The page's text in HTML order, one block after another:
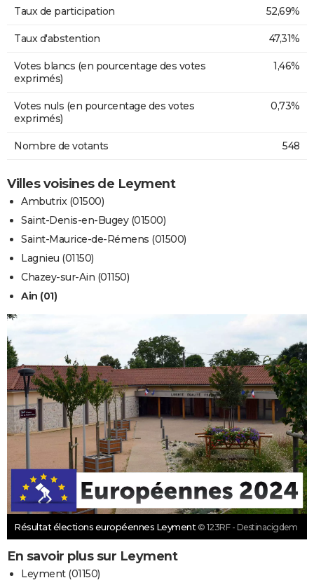
Taux de participation 52,69%
Taux d'abstention 47,31%
Votes blancs (en pourcentage des votes
exprimés)
1,46%
Votes nuls (en pourcentage des votes
exprimés)
0,73%
Nombre de votants 548
Villes voisines de Leyment
Ambutrix (01500)
Saint-Denis-en-Bugey (01500)
Saint-Maurice-de-Rémens (01500)
Lagnieu (01150)
Chazey-sur-Ain (01150)
Ain (01)
Résultat élections européennes Leyment © 123RF - Destinacigdem
En savoir plus sur Leyment
Leyment (01150)